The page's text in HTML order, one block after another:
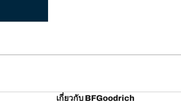
เกี่ยวกับ BFGoodrich